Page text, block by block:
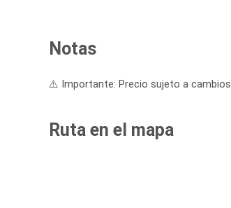
Notas
⚠️ Importante: Precio sujeto a
Ruta en el mapa